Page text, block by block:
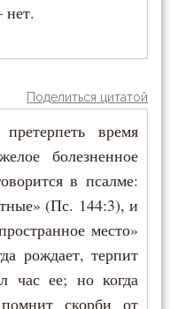
нет.
Поделиться цитатой
время
болезненное
в псалме:
(Пс. 144:3), и
место»
рождает, терпит
час ее; но когда
скорби от